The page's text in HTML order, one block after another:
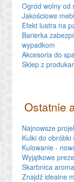
Ogród wolny od
Jakościowe
Efekt lustra na
Barierka
wypadkom
Akcesoria do
Sklep z
Ostatnie
Najnowsze
Kulki do obróbki
Kulowanie -
Wyjątkowe
Skarbnica
Znajdź idealne